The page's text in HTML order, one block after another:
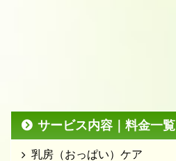
サービス内容｜料金一覧
乳房（おっぱい）ケア